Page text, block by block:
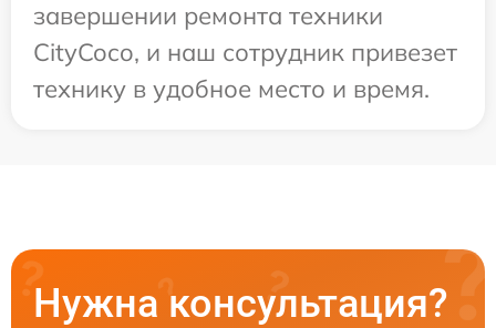
завершении ремонта техники
CityCoco, и наш сотрудник привезет
технику в удобное место и время.
Нужна консультация?